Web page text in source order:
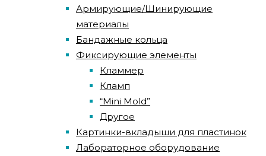
Армирующие/Шинирующие
материалы
Бандажные кольца
Фиксирующие элементы
Кламмер
Кламп
“Mini Mold”
Другое
Картинки-вкладыши для пластинок
Лабораторное оборудование